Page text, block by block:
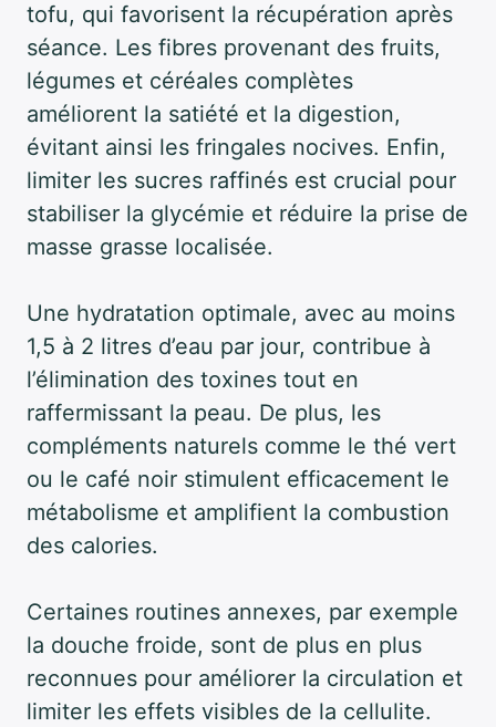
tofu, qui favorisent la récupération après
séance. Les fibres provenant des fruits,
légumes et céréales complètes
améliorent la satiété et la digestion,
évitant ainsi les fringales nocives. Enfin,
limiter les sucres raffinés est crucial pour
stabiliser la glycémie et réduire la prise de
masse grasse localisée.
Une hydratation optimale, avec au moins
1,5 à 2 litres d’eau par jour, contribue à
l’élimination des toxines tout en
raffermissant la peau. De plus, les
compléments naturels comme le thé vert
ou le café noir stimulent efficacement le
métabolisme et amplifient la combustion
des calories.
Certaines routines annexes, par exemple
la douche froide, sont de plus en plus
reconnues pour améliorer la circulation et
limiter les effets visibles de la cellulite.